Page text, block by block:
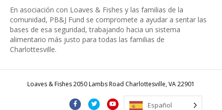
En asociación con Loaves & Fishes y las familias de la
comunidad, PB&J Fund se compromete a ayudar a sentar las
bases de esa seguridad, trabajando hacia un sistema
alimentario más justo para todas las familias de
Charlottesville.
Loaves & Fishes 2050 Lambs Road Charlottesville, VA 22901
F T Y I C
Español